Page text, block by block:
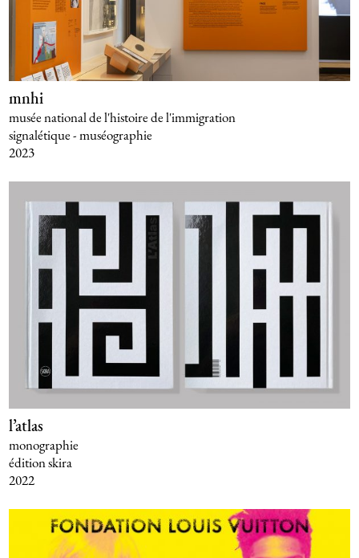
mnhi
musée national de l'histoire de l'immigration
signalétique - muséographie
2023
l’atlas
monographie
édition skira
2022